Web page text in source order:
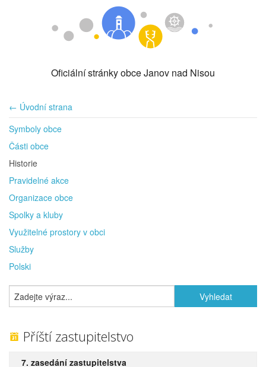
Oficiální stránky obce Janov nad Nisou
← Úvodní strana
Symboly obce
Části obce
Historie
Pravidelné akce
Organizace obce
Spolky a kluby
Využitelné prostory v obci
Služby
Polski
Příští zastupitelstvo
7. zasedání zastupitelstva